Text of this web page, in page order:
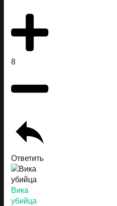
8
Ответить
Вика
убийца